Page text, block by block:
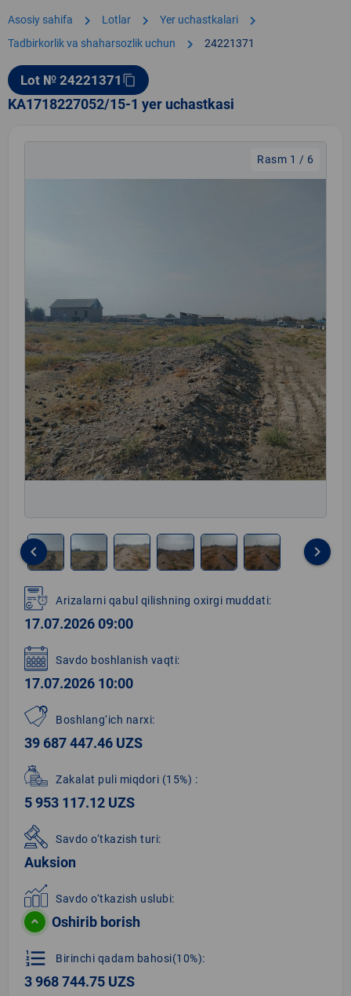
Asosiy sahifa chevron_right Lotlar chevron_right Yer uchastkalari chevron_right
Tadbirkorlik va shaharsozlik uchun chevron_right 24221371
Lot № 24221371 content_copy
KA1718227052/15-1 yer uchastkasi
Rasm 1 / 6
1
of
6
keyboard_arrow_left keyboard_arrow_right
Arizalarni qabul qilishning oxirgi muddati:
17.07.2026 09:00
Savdo boshlanish vaqti:
17.07.2026 10:00
Boshlang‘ich narxi:
39 687 447.46 UZS
Zakalat puli miqdori (15%) :
5 953 117.12 UZS
Savdo o‘tkazish turi:
Auksion
Savdo o‘tkazish uslubi:
Oshirib borish
format_list_numbered Birinchi qadam bahosi(10%):
3 968 744.75 UZS